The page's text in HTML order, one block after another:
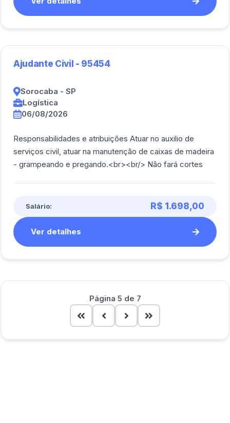
Ajudante Civil - 95454
Sorocaba - SP
Logística
06/08/2026
Responsabilidades e atribuições Atuar no auxilio de
serviços civil, atuar na manutenção de caixas de madeira
- grampeando e pregando.<br><br/> Não fará cortes
Salário: R$ 1.698,00
Ver detalhes
Página 5 de 7